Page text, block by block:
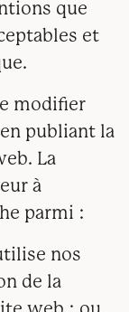
que
et
modifier
publiant la
La
à
parmi :
nos
de la